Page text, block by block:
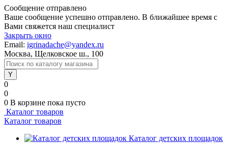
Сообщение отправлено
Ваше сообщение успешно отправлено. В ближайшее время с
Вами свяжется наш специалист
Закрыть окно
Email: igrinadache@yandex.ru
Москва, Щелковское ш., 100
0
0
0 В корзине пока пусто
Каталог товаров
Каталог товаров
Каталог детских площадок